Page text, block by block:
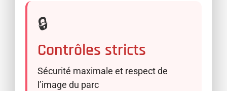
🔒
Contrôles stricts
Sécurité maximale et respect de
l’image du parc